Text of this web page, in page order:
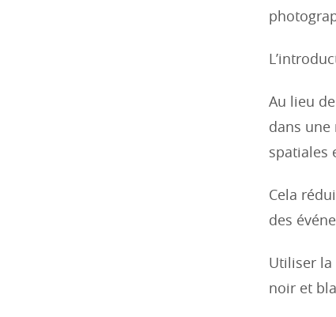
Au lieu
dans une
spatiales
Cela
des
Utiliser la
noir et